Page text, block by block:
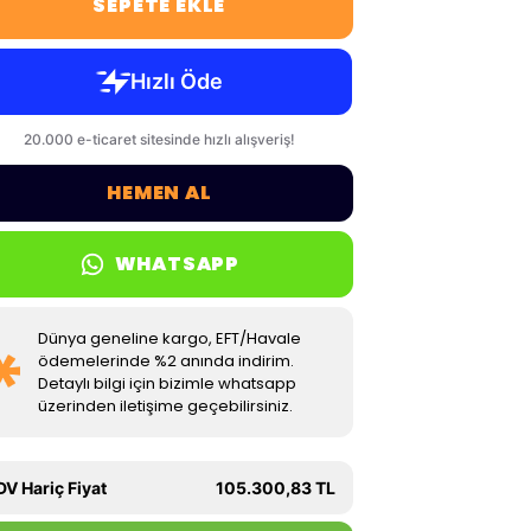
HEMEN AL
WHATSAPP
Dünya geneline kargo, EFT/Havale
ödemelerinde %2 anında indirim.
Detaylı bilgi için bizimle whatsapp
üzerinden iletişime geçebilirsiniz.
Hariç Fiyat 105.300,83 TL